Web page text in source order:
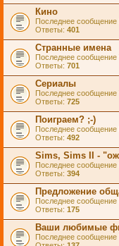
Кино
Последнее сообщение
Ответы: 401
Странные имена
Последнее сообщение
Ответы: 701
Сериалы
Последнее сообщение
Ответы: 725
Поиграем? ;-)
Последнее сообщение
Ответы: 492
Sims, Sims II -
Последнее сообщение
Ответы: 394
Предложение
Последнее сообщение
Ответы: 175
Ваши любимые
Последнее сообщение